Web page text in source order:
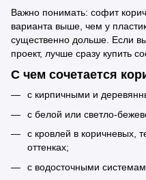
Важно понимать: софит
варианта выше, чем у
существенно дольше. Если
проект, лучше сразу купить
С чем сочетается
с кирпичными и
с белой или светло-
с кровлей в коричневых,
оттенках;
с водосточными